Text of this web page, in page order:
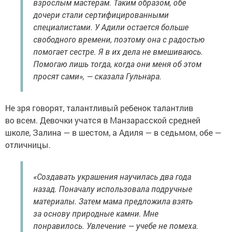
взрослым мастерам. Таким образом, обе
дочери стали сертифицированными
специалистами. У Адили остается больше
свободного времени, поэтому она с радостью
помогает сестре. Я в их дела не вмешиваюсь.
Помогаю лишь тогда, когда они меня об этом
просят сами», — сказала Гульнара.
Не зря говорят, талантливый ребенок талантлив
во всем. Девочки учатся в Манзарасской средней
школе, Залина — в шестом, а Адиля — в седьмом, обе —
отличницы.
«Создавать украшения научилась два года
назад. Поначалу использовала подручные
материалы. Затем мама предложила взять
за основу природные камни. Мне
понравилось. Увлечение — учебе не помеха.